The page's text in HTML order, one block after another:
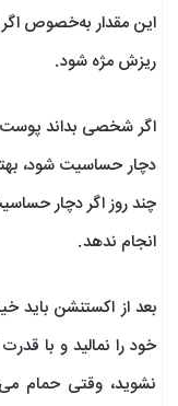
این مقدار به‌خصوص
ریزش مژه شود.
اگر شخصی بداند
دچار حساسیت شود،
چند روز اگر دچار
انجام ندهد.
بعد از اکستنشن باید
خود را نمالید و با
نشوید، وقتی حمام